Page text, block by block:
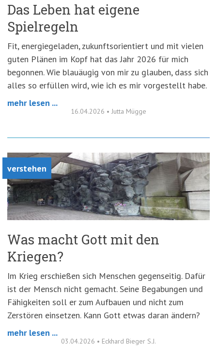
Das Leben hat eigene
Spielregeln
Fit, energiegeladen, zukunftsorientiert und mit vielen
guten Plänen im Kopf hat das Jahr 2026 für mich
begonnen. Wie blauäugig von mir zu glauben, dass sich
alles so erfüllen wird, wie ich es mir vorgestellt habe.
mehr lesen ...
16.04.2026 • Jutta Mügge
verstehen
Was macht Gott mit den
Kriegen?
Im Krieg erschießen sich Menschen gegenseitig. Dafür
ist der Mensch nicht gemacht. Seine Begabungen und
Fähigkeiten soll er zum Aufbauen und nicht zum
Zerstören einsetzen. Kann Gott etwas daran ändern?
mehr lesen ...
03.04.2026 • Eckhard Bieger S.J.